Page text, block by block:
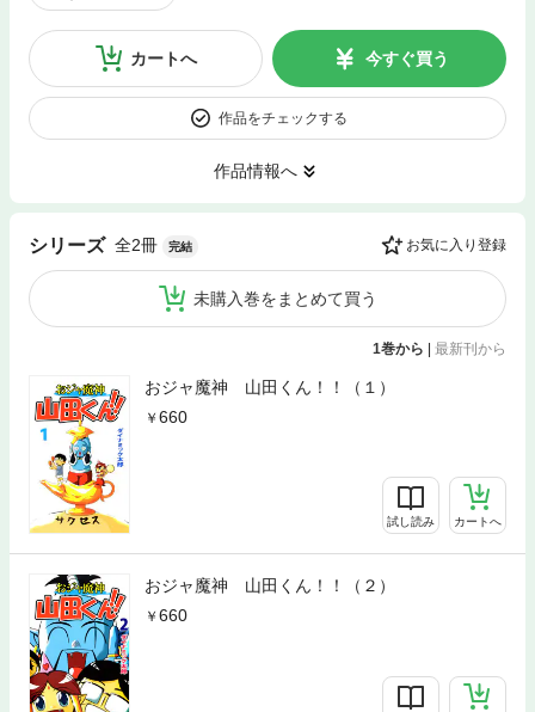
カートへ 今すぐ買う
作品をチェックする
作品情報へ
シリーズ 全2冊 完結 お気に入り登録
未購入巻をまとめて買う
1巻から 最新刊から
おジャ魔神 山田くん！！（１）
660
試し読み カートへ
おジャ魔神 山田くん！！（２）
660